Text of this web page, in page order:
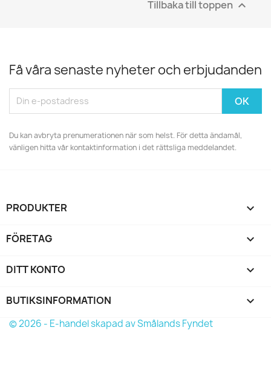
Tillbaka till toppen 
Få våra senaste nyheter och erbjudanden
Du kan avbryta prenumerationen när som helst. För detta ändamål,
vänligen hitta vår kontaktinformation i det rättsliga meddelandet.
PRODUKTER 
FÖRETAG 
DITT KONTO 
BUTIKSINFORMATION keyboard_arrow_down
© 2026 - E-handel skapad av Smålands Fyndet